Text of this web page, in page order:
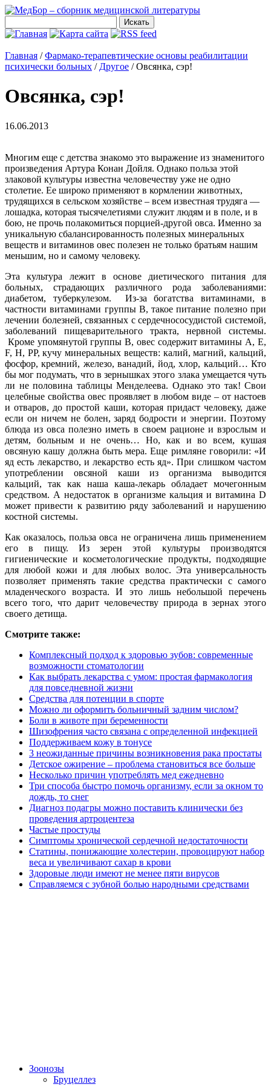
Главная /Фармако-терапевтические основы реабилитации
психически больных / Другое /Овсянка, сэр!
Овсянка, сэр!
16.06.2013
Многим еще с детства знакомо это выражение из знаменитого
произведения Артура Конан Дойля. Однако польза этой
злаковой культуры известна человечеству уже не одно
столетие. Ее широко применяют в кормлении животных,
трудящихся в сельском хозяйстве – всем известная трудяга —
лошадка, которая тысячелетиями служит людям и в поле, и в
бою, не прочь полакомиться порцией-другой овса. Именно за
уникальную сбалансированность полезных минеральных
веществ и витаминов овес полезен не только братьям нашим
меньшим, но и самому человеку.
Эта культура лежит в основе диетического питания для
больных, страдающих различного рода заболеваниями:
диабетом, туберкулезом. Из-за богатства витаминами, в
частности витаминами группы B, такое питание полезно при
лечении болезней, связанных с сердечнососудистой системой,
заболеваний пищеварительного тракта, нервной системы.
Кроме упомянутой группы B, овес содержит витамины A, E,
F, H, PP, кучу минеральных веществ: калий, магний, кальций,
фосфор, кремний, железо, ванадий, йод, хлор, кальций… Кто
бы мог подумать, что в зернышках этого злака умещается чуть
ли не половина таблицы Менделеева. Однако это так! Свои
целебные свойства овес проявляет в любом виде – от настоев
и отваров, до простой каши, которая придаст человеку, даже
если он ничем не болен, заряд бодрости и энергии. Поэтому
блюда из овса полезно иметь в своем рационе и взрослым и
детям, больным и не очень… Но, как и во всем, кушая
овсяную кашу должна быть мера. Еще римляне говорили: «И
яд есть лекарство, и лекарство есть яд». При слишком частом
употреблении овсяной каши из организма выводится
кальций, так как наша каша-лекарь обладает мочегонным
средством. А недостаток в организме кальция и витамина D
может привести к развитию ряду заболеваний и нарушению
костной системы.
Как оказалось, польза овса не ограничена лишь применением
его в пищу. Из зерен этой культуры производятся
гигиенические и косметологические продукты, подходящие
для любой кожи и для любых волос. Эта универсальность
позволяет применять такие средства практически с самого
младенческого возраста. И это лишь небольшой перечень
всего того, что дарит человечеству природа в зернах этого
своего детища.
Смотрите также:
Комплексный подход к здоровью зубов: современные
возможности стоматологии
Как выбрать лекарства с умом: простая фармакология
для повседневной жизни
Средства для потенции в спорте
Можно ли оформить больничный задним числом?
Боли в животе при беременности
Шизофрения часто связана с определенной инфекцией
Поддерживаем кожу в тонусе
3 неожиданные причины возникновения рака простаты
Детское ожирение – проблема становиться все больше
Несколько причин употреблять мед ежедневно
Три способа быстро помочь организму, если за окном то
дождь, то снег
Диагноз подагры можно поставить клинически без
проведения артроцентеза
Частые простуды
Симптомы хронической сердечной недостаточности
Статины, понижающие холестерин, провоцируют набор
веса и увеличивают сахар в крови
Здоровые люди имеют не менее пяти вирусов
Справляемся с зубной болью народными средствами
Зоонозы
Бруцеллез